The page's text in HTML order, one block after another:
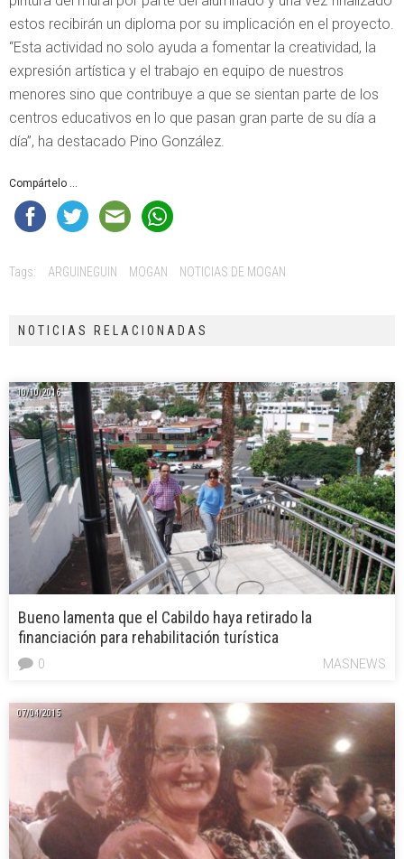
estos recibirán un diploma por su implicación en el proyecto.
“Esta actividad no solo ayuda a fomentar la creatividad, la
expresión artística y el trabajo en equipo de nuestros
menores sino que contribuye a que se sientan parte de los
centros educativos en lo que pasan gran parte de su día a
día”, ha destacado Pino González.
Compártelo ...
Tags: ARGUINEGUIN MOGAN NOTICIAS DE MOGAN
NOTICIAS RELACIONADAS
10/10/2016
Bueno lamenta que el Cabildo haya retirado la
financiación para rehabilitación turística
MASNEWS
0
07/04/2015